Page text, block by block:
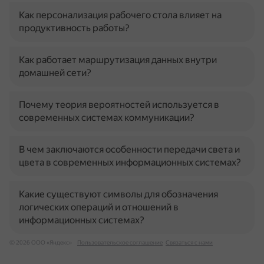
Как персонализация рабочего стола влияет на
продуктивность работы?
Как работает маршрутизация данных внутри
домашней сети?
Почему теория вероятностей используется в
современных системах коммуникации?
В чем заключаются особенности передачи света и
цвета в современных информационных системах?
Какие существуют символы для обозначения
логических операций и отношений в
информационных системах?
© 2026 ООО «Яндекс» Пользовательское соглашение Связаться с нами